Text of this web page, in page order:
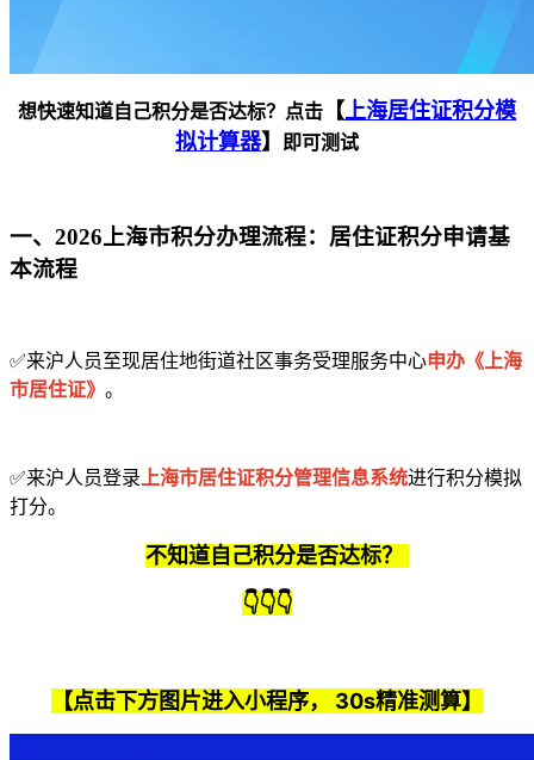
想快速知道自己积分是否达标？点击 【 上海居住证积分模
拟计算器】 即可测试
一、2026上海市积分办理流程：居住证积分申请基
本流程
✅来沪人员至现居住地街道社区事务受理服务中心申办《上海
市居住证》 。
✅来沪人员登录 上海市居住证积分管理信息系统进行积分模拟
打分。
不知道自己积分是否达标？
👇👇👇
【点击下方图片进入小程序， 30s精准测算】